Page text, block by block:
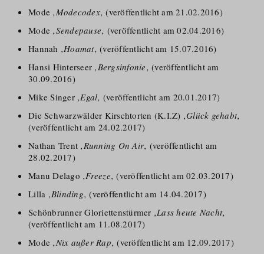
Mode ‚Modecodex‚ (veröffentlicht am 21.02.2016)
Mode ‚Sendepause‚ (veröffentlicht am 02.04.2016)
Hannah ‚Hoamat‚ (veröffentlicht am 15.07.2016)
Hansi Hinterseer ‚Bergsinfonie‚ (veröffentlicht am
30.09.2016)
Mike Singer ‚Egal‚ (veröffentlicht am 20.01.2017)
Die Schwarzwälder Kirschtorten (K.I.Z) ‚Glück gehabt‚
(veröffentlicht am 24.02.2017)
Nathan Trent ‚Running On Air‚ (veröffentlicht am
28.02.2017)
Manu Delago ‚Freeze‚ (veröffentlicht am 02.03.2017)
Lilla ‚Blinding‚ (veröffentlicht am 14.04.2017)
Schönbrunner Gloriettenstürmer ‚Lass heute Nacht‚
(veröffentlicht am 11.08.2017)
Mode ‚Nix außer Rap‚ (veröffentlicht am 12.09.2017)